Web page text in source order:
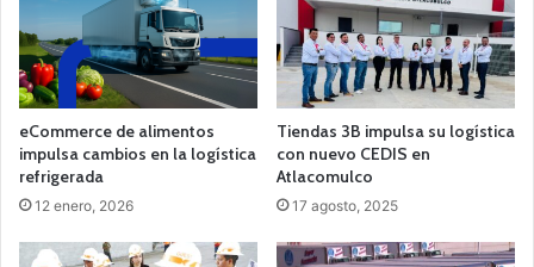
eCommerce de alimentos
impulsa cambios en la logística
refrigerada
12 enero, 2026
Tiendas 3B impulsa su logística
con nuevo CEDIS en
Atlacomulco
17 agosto, 2025